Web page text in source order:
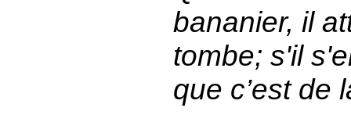
bananier, il
tombe; s'il
que c’est de